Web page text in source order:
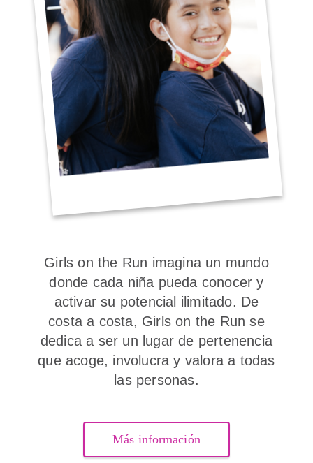
Girls on the Run imagina un mundo
donde cada niña pueda conocer y
activar su potencial ilimitado. De
costa a costa, Girls on the Run se
dedica a ser un lugar de pertenencia
que acoge, involucra y valora a todas
las personas.
Más información